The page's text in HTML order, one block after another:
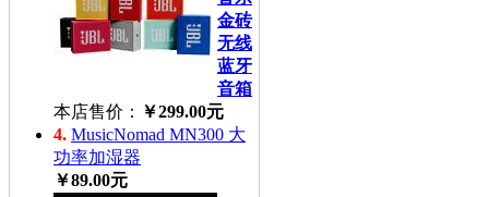
金砖
无线
蓝牙
音箱
本店售价： ￥299.00元
4. MusicNomad MN300 大
功率加湿器
￥89.00元